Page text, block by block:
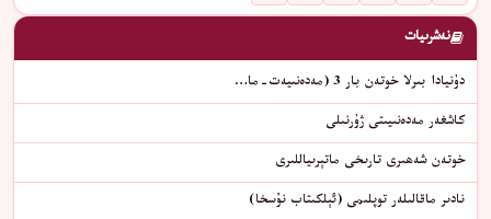
نەشرىيات
دۇنيادا بىرلا خوتەن بار 3 (مەدەنىيەت-ما…
كاشغەر مەدەنىيىتى ژۇرنىلى
خوتەن شەھىرى تارىخى ماتېرىياللىرى
نادىر ماقالىلەر توپلىمى (ئېلكىتاب نۇسخا)